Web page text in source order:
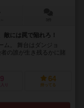
には罠で陥れろ！
ム。 舞台はダンジョ
の誰が生き残るかに賭
9
り
64
持ってる